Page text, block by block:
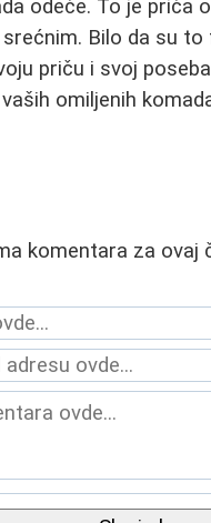
odeće. To je priča
Bilo da su to
priču i svoj
omiljenih
komentara za ovaj